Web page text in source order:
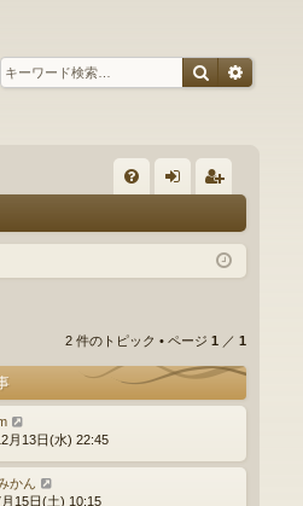
検索 詳細検索
Q イ ザ
2 件のトピック • ページ 1 ／ 1
月13日(水) 22:45
かん
15日(土) 10:15